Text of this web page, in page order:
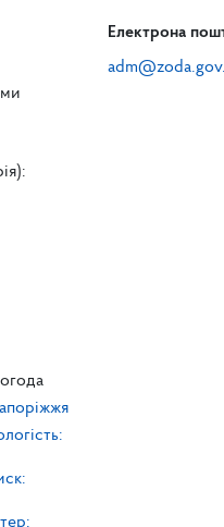
Електрона